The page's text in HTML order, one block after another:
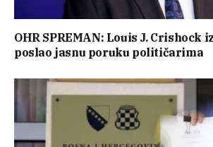
OHR SPREMAN: Louis J. Crishock
poslao jasnu poruku političarima